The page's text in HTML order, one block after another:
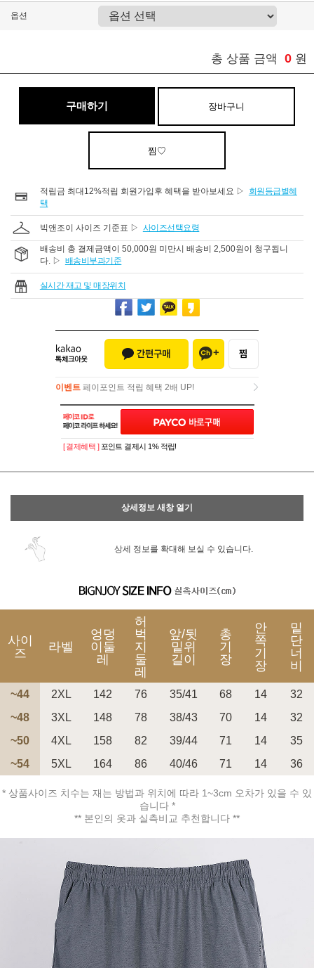
옵션
총 상품 금액 0 원
구매하기 장바구니
찜♡
적립금 최대12%적립 회원가입후 혜택을 받아보세요 ▷
회원등급별혜
택
빅앤조이 사이즈 기준표 ▷ 사이즈선택요령
배송비 총 결제금액이 50,000원 미만시 배송비 2,500원이 청구됩니
다. ▷ 배송비부과기준
실시간 재고 및 매장위치
이벤트 페이포인트 적립 혜택 2배 UP!
이벤트페이포인트 적립 혜택 2배 UP!
페이코 ID로 페
PAYCO 바로구매
[ 결제혜택 ] 포인트 결제시 1% 적립!
상세정보 새창 열기
상세 정보를 확대해 보실 수 있습니다.
사이
즈
라벨
엉덩
이둘
레
허
벅
지
둘
레
앞/뒷
밑위
길이
총
기
장
안
쪽
기
장
밑
단
너
비
~44 2XL 142 76 35/41 68 14
32
~48
3XL 148 78 38/43 70 14
32
~50
4XL 158 82 39/44 71 14
35
~54
5XL 164 86 40/46 71 14 36
* 상품사이즈 치수는 재는 방법과 위치에 따라 1~3cm 오차가 있을 수 있
습니다 *
** 본인의 옷과 실측비교 추천합니다 **